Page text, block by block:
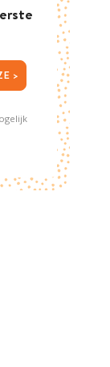
JOUW NIEUWSBRIEFKEUZE >